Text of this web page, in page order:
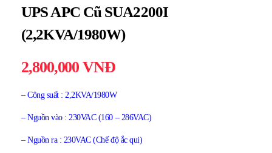
UPS APC Cũ SUA2200I
(2,2KVA/1980W)
2,800,000VNĐ
– Công suất : 2,2KVA/1980W
– Nguồn vào : 230VAC (160 – 286VAC)
– Nguồn ra : 230VAC (Chế độ ắc qui)